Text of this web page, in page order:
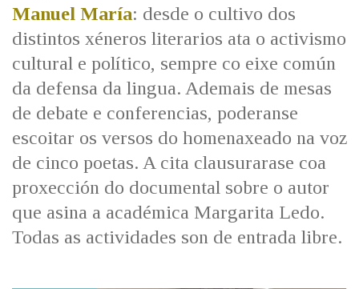
Manuel María: desde o cultivo dos
distintos xéneros literarios ata o activismo
cultural e político, sempre co eixe común
da defensa da lingua. Ademais de mesas
de debate e conferencias, poderanse
escoitar os versos do homenaxeado na voz
de cinco poetas. A cita clausurarase coa
proxección do documental sobre o autor
que asina a académica Margarita Ledo.
Todas as actividades son de entrada libre.